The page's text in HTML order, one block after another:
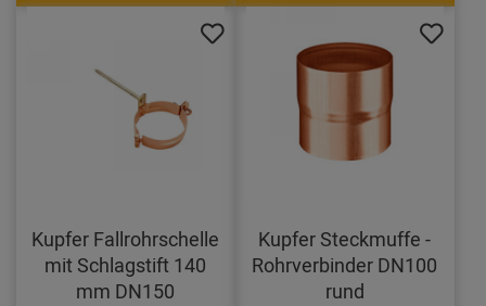
Kupfer Fallrohrschelle
mit Schlagstift 140
mm DN150
Kupfer Steckmuffe -
Rohrverbinder DN100
rund